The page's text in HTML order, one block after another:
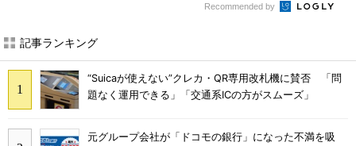
Recommended by
記事ランキング
“Suicaが使えない”クレカ・QR専用改札機に賛否 「問
題なく運用できる」「交通系ICの方がスムーズ」
元グループ会社が「ドコモの銀行」になった不満を吸